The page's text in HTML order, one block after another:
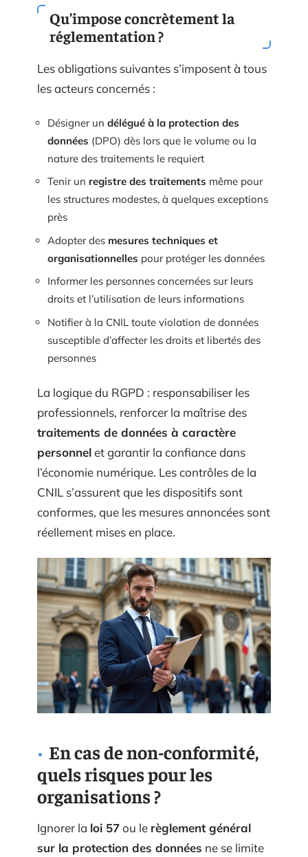
Qu’impose concrètement la
réglementation ?
Les obligations suivantes s’imposent à tous
les acteurs concernés :
Désigner un délégué à la protection des
données (DPO) dès lors que le volume ou la
nature des traitements le requiert
Tenir un registre des traitements même pour
les structures modestes, à quelques exceptions
près
Adopter des mesures techniques et
organisationnelles pour protéger les données
Informer les personnes concernées sur leurs
droits et l’utilisation de leurs informations
Notifier à la CNIL toute violation de données
susceptible d’affecter les droits et libertés des
personnes
La logique du RGPD : responsabiliser les
professionnels, renforcer la maîtrise des
traitements de données à caractère
personnelet garantir la confiance dans
l’économie numérique. Les contrôles de la
CNIL s’assurent que les dispositifs sont
conformes, que les mesures annoncées sont
réellement mises en place.
En cas de non-conformité,
quels risques pour les
organisations ?
Ignorer la loi 57ou le règlement général
sur la protection des données ne se limite